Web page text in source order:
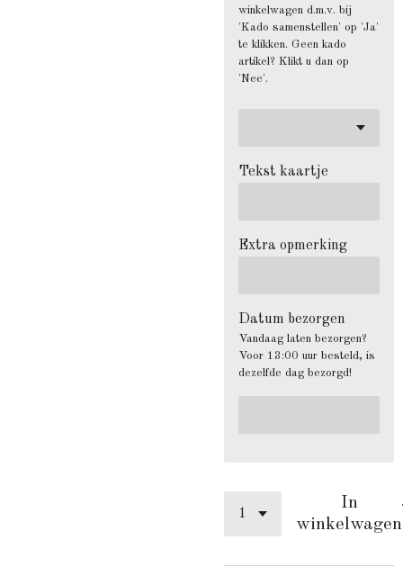
winkelwagen d.m.v. bij
'Kado samenstellen' op 'Ja'
te klikken. Geen kado
artikel? Klikt u dan op
'Nee'.
Tekst kaartje
Extra opmerking
Datum bezorgen
Vandaag laten bezorgen?
Voor 13:00 uur besteld, is
dezelfde dag bezorgd!
In
winkelwagen